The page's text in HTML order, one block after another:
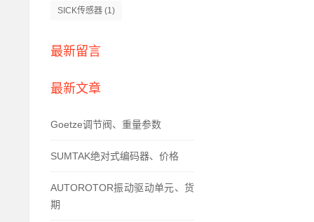
SICK传感器 (1)
最新留言
最新文章
Goetze调节阀、重量参数
SUMTAK绝对式编码器、价格
AUTOROTOR振动驱动单元、货
期